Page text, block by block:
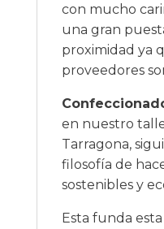
con mucho
una gran
proximidad ya
proveedores
en nuestro
Tarragona,
filosofía de
sostenibles y
Esta funda